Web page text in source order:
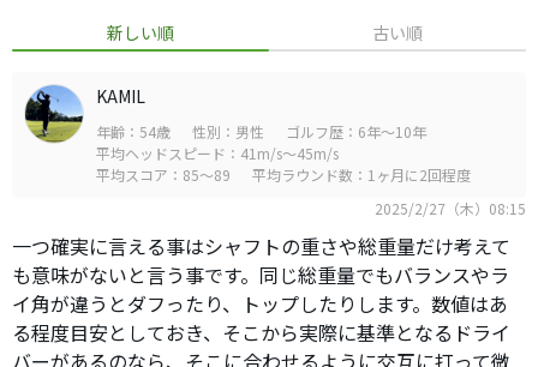
新しい順 古い順
KAMIL
年齢：54歳 性別：男性
ゴルフ歴：6年～10年
平均ヘッドスピード：41m/s～45m/s
平均スコア：85～89
平均ラウンド数：1ヶ月に2回程度
2025/2/27（木）08:15
一つ確実に言える事はシャフトの重さや総重量だけ考えて
も意味がないと言う事です。同じ総重量でもバランスやラ
イ角が違うとダフったり、トップしたりします。数値はあ
る程度目安としておき、そこから実際に基準となるドライ
バーがあるのなら、そこに合わせるように交互に打って微